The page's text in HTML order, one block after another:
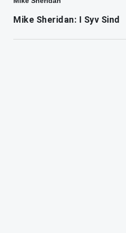
Mike Sheridan: I Syv Sind